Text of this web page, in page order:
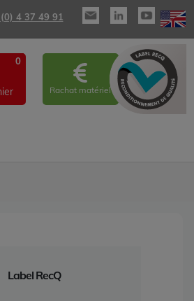
4 37 49 91
0
Rachat matériel
Label RecQ